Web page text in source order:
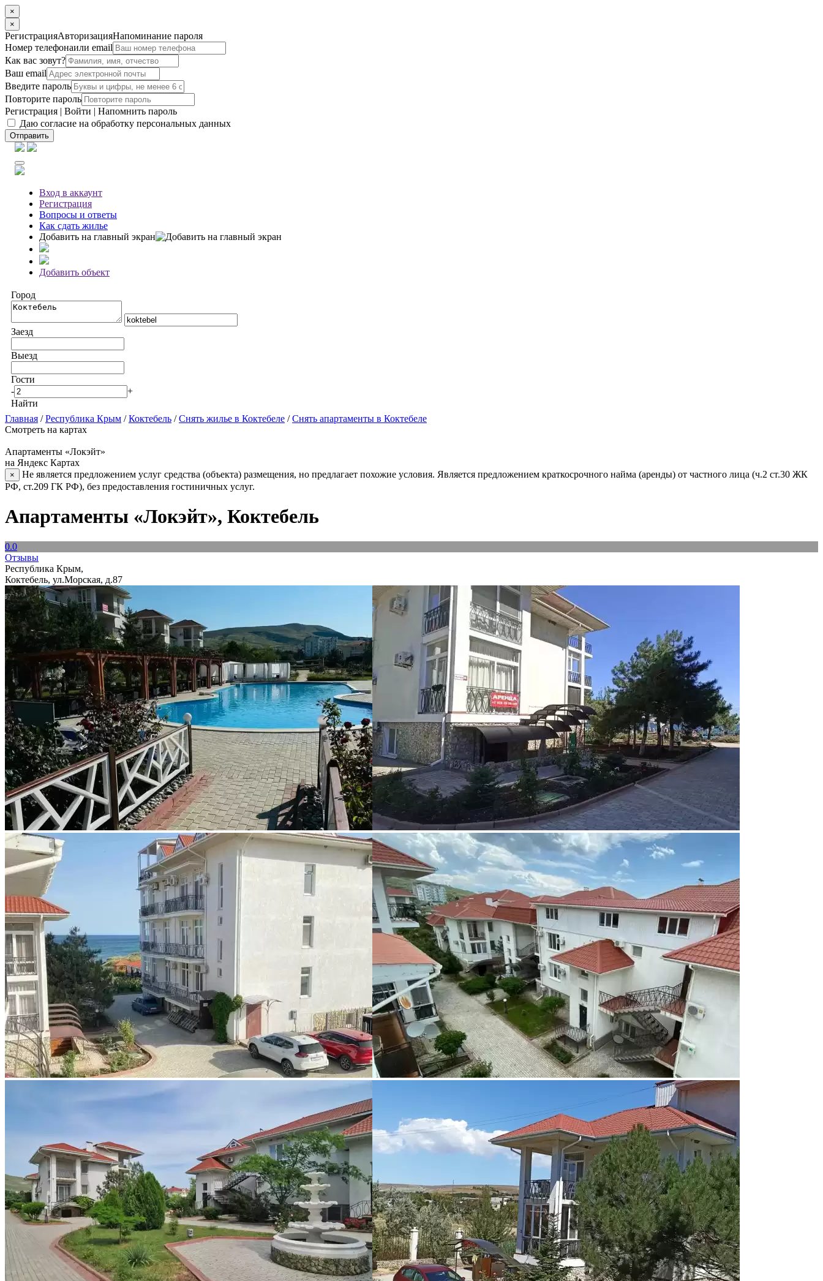
×
×
РегистрацияАвторизацияНапоминание пароля
Номер телефонаили email
Как вас зовут?
Ваш email
Введите пароль
Повторите пароль
Регистрация | Войти | Напомнить пароль
Даю согласие на обработку персональных данных
Отправить
Вход в аккаунт
Регистрация
Вопросы и ответы
Как сдать жилье
Добавить на главный экран
Добавить объект
Город
Заезд
Выезд
Гости
-
+
Найти
Главная /Республика Крым /Коктебель /Снять жилье в Коктебеле /Снять апартаменты в Коктебеле
Смотреть на картах
Апартаменты «Локэйт»
на Яндекс Картах
×
Не является предложением услуг средства (объекта) размещения, но предлагает похожие условия. Является предложением краткосрочного найма (аренды) от частного лица (ч.2 ст.30 ЖК
РФ, ст.209 ГК РФ), без предоставления гостиничных услуг.
Апартаменты «Локэйт», Коктебель
0.0
Отзывы
Республика Крым,
Коктебель, ул.Морская, д.87